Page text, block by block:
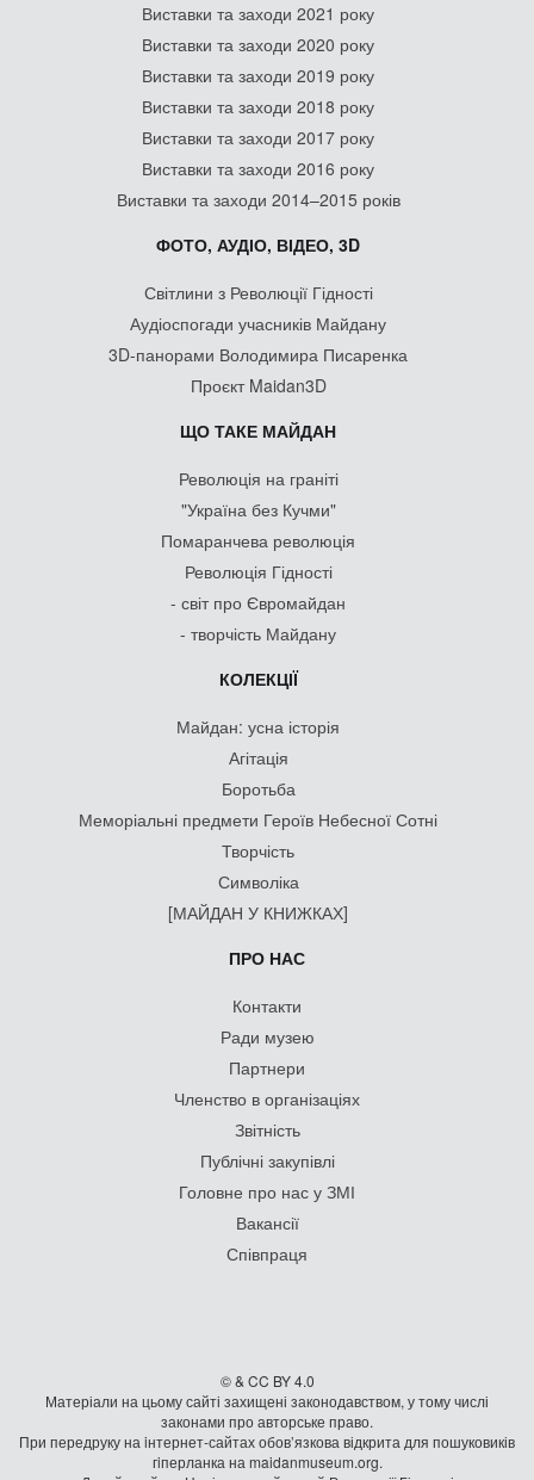
Виставки та заходи 2021 року
Виставки та заходи 2020 року
Виставки та заходи 2019 року
Виставки та заходи 2018 року
Виставки та заходи 2017 року
Виставки та заходи 2016 року
Виставки та заходи 2014–2015 років
ФОТО, АУДІО, ВІДЕО, 3D
Світлини з Революції Гідності
Аудіоспогади учасників Майдану
3D-панорами Володимира Писаренка
Проєкт Maidan3D
ЩО ТАКЕ МАЙДАН
Революція на граніті
"Україна без Кучми"
Помаранчева революція
Революція Гідності
- світ про Євромайдан
- творчість Майдану
КОЛЕКЦІЇ
Майдан: усна історія
Агітація
Боротьба
Меморіальні предмети Героїв Небесної Сотні
Творчість
Символіка
[МАЙДАН У КНИЖКАХ]
ПРО НАС
Контакти
Ради музею
Партнери
Членство в організаціях
Звітність
Публічні закупівлі
Головне про нас у ЗМІ
Вакансії
Співпраця
© & CC BY 4.0
Матеріали на цьому сайті захищені законодавством, у тому числі
законами про авторське право.
При передруку на iнтернет-сайтах обов’язкова відкрита для пошуковиків
гiперланка на maidanmuseum.org.